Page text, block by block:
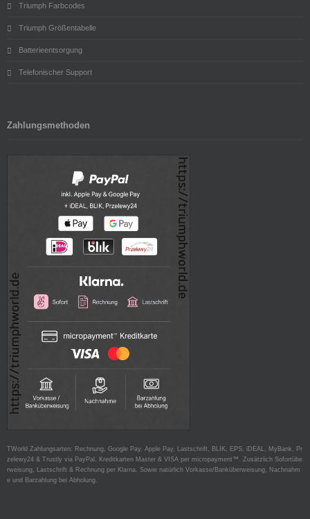
Triumph Farbcodes
Triumph Größentabelle
Batterieentsorgung
Telefonischer Support
Zahlungsmethoden
TWorld Zahlungsarten: Rechnung, Google Pay, Apple Pay, Lastschrift, BLIK, EPS, iDEAL, MyBank, Pr
zelewy24 & Trustly via PayPal. Kreditkarten Master & VISA per micropayment™. Zusätzlich Sofortübe
rweisung, Lastschrift & Rechnung per Klarna. Sowie natürlich Vorkasse/Banküberweisung, Nachnahm
e und Barzahlung bei Abholung.